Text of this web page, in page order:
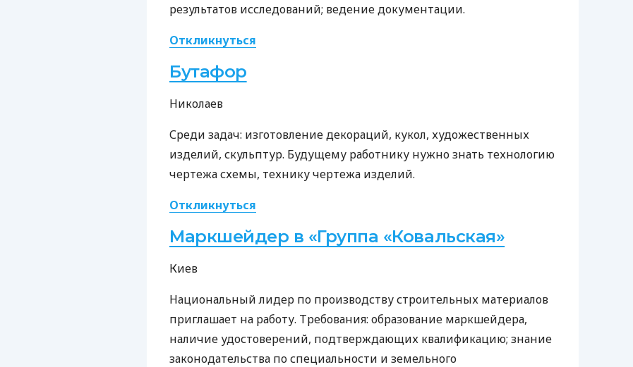
результатов исследований; ведение документации.
Откликнуться
Бутафор
Николаев
Среди задач: изготовление декораций, кукол, художественных
изделий, скульптур. Будущему работнику нужно знать технологию
чертежа схемы, технику чертежа изделий.
Откликнуться
Маркшейдер в «Группа «Ковальская»
Киев
Национальный лидер по производству строительных материалов
приглашает на работу. Требования: образование маркшейдера,
наличие удостоверений, подтверждающих квалификацию; знание
законодательства по специальности и земельного